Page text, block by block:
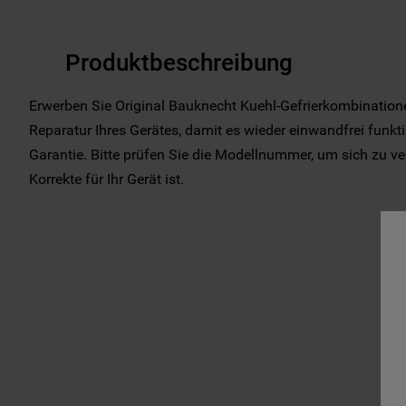
Produktbeschreibung
Erwerben Sie Original Bauknecht Kuehl-
Reparatur Ihres Gerätes, damit es wieder einwandfrei
Garantie. Bitte prüfen Sie die Modellnummer, um sich zu
Korrekte für Ihr Gerät ist.